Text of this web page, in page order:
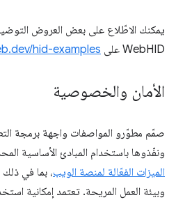
يمكنك الاطّلاع على بعض العروض
WebHID على
hid-examples
الأمان والخصوصية
ونفّذوها باستخدام المبادئ الأساسية
الميزات الفعّالة لمنصة الويب، بما في
وبيئة العمل المريحة. تعتمد إمكانية